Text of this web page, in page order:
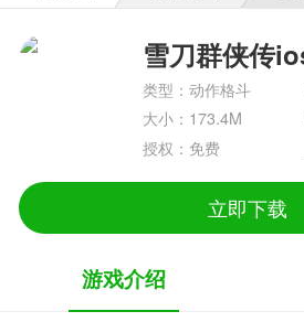
雪刀群侠传
类型：动作格斗
大小：173.4M
授权：免费
立即下载
游戏介绍